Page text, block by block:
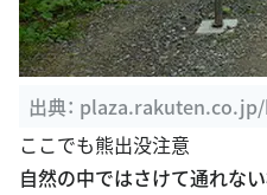
出典：
06060000
ここでも熊出没注意
自然の中ではさけて通れな